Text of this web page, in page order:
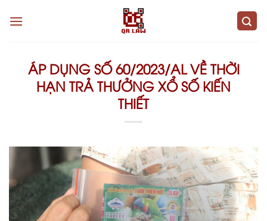
ÁP DỤNG SỐ 60/2023/AL VỀ THỜI
HẠN TRẢ THƯỞNG XỔ SỐ KIẾN
THIẾT